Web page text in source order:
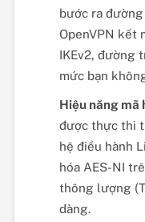
bước ra đường
OpenVPN kết
IKEv2, đường
mức bạn
Hiệu năng mã
được thực thi
hệ điều hành
hóa AES-NI
thông lượng
dàng.